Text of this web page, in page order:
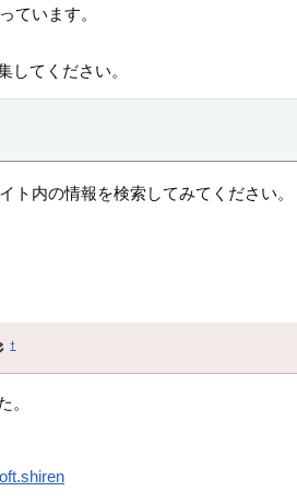
ています。
してください。
内の情報を検索してみてください。
†
。